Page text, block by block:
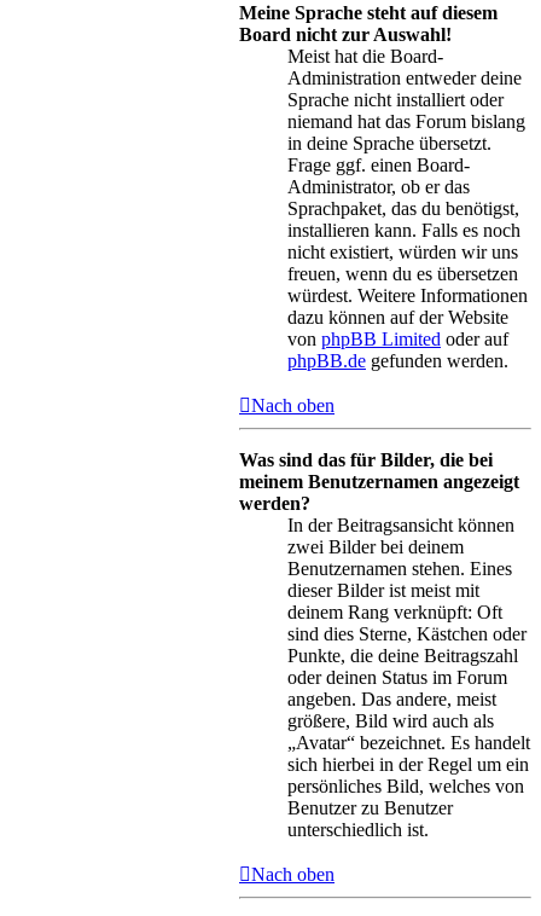
Meine Sprache steht auf diesem
Board nicht zur Auswahl!
Meist hat die Board-
Administration entweder deine
Sprache nicht installiert oder
niemand hat das Forum bislang
in deine Sprache übersetzt.
Frage ggf. einen Board-
Administrator, ob er das
Sprachpaket, das du benötigst,
installieren kann. Falls es noch
nicht existiert, würden wir uns
freuen, wenn du es übersetzen
würdest. Weitere Informationen
dazu können auf der Website
von phpBB Limited oder auf
phpBB.de gefunden werden.
Nach oben
Was sind das für Bilder, die bei
meinem Benutzernamen angezeigt
werden?
In der Beitragsansicht können
zwei Bilder bei deinem
Benutzernamen stehen. Eines
dieser Bilder ist meist mit
deinem Rang verknüpft: Oft
sind dies Sterne, Kästchen oder
Punkte, die deine Beitragszahl
oder deinen Status im Forum
angeben. Das andere, meist
größere, Bild wird auch als
„Avatar“ bezeichnet. Es handelt
sich hierbei in der Regel um ein
persönliches Bild, welches von
Benutzer zu Benutzer
unterschiedlich ist.
Nach oben